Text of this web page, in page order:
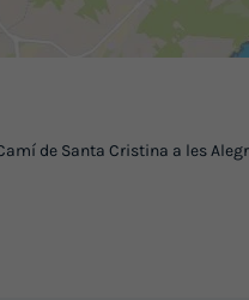
de Santa Cristina a les